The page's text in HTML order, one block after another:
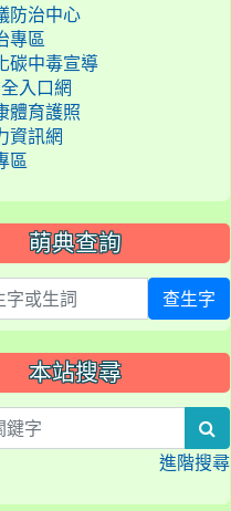
防治中心
專區
碳中毒宣導
入口網
體育護照
資訊網
區
萌典查詢
查生字
本站搜尋
進階搜尋